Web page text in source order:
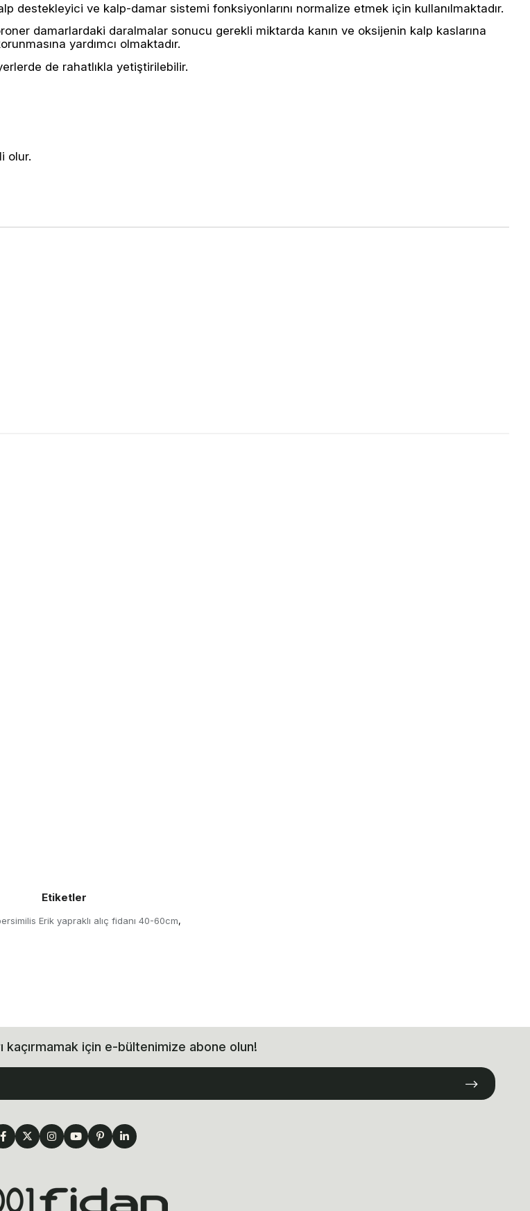
destekleyici ve kalp-damar sistemi fonksiyonlarını normalize etmek için kullanılmaktadır.
damarlardaki daralmalar sonucu gerekli miktarda kanın ve oksijenin kalp kaslarına
yardımcı olmaktadır.
de rahatlıkla yetiştirilebilir.
olur.
Etiketler
Erik yapraklı alıç fidanı 40-60cm,
kaçırmamak için e-bültenimize abone olun!